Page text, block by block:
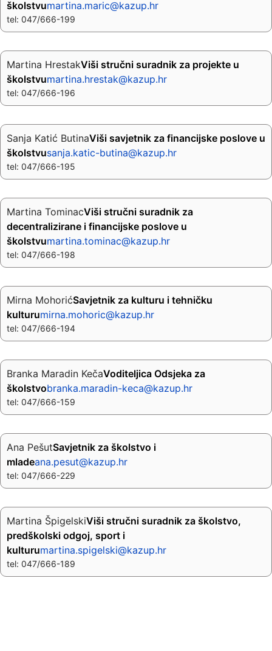
školstvumartina.maric@kazup.hr
tel: 047/666-199
Martina HrestakViši stručni suradnik za projekte u
školstvumartina.hrestak@kazup.hr
tel: 047/666-196
Sanja Katić ButinaViši savjetnik za financijske poslove u
školstvusanja.katic-butina@kazup.hr
tel: 047/666-195
Martina TominacViši stručni suradnik za
decentralizirane i financijske poslove u
školstvumartina.tominac@kazup.hr
tel: 047/666-198
Mirna MohorićSavjetnik za kulturu i tehničku
kulturumirna.mohoric@kazup.hr
tel: 047/666-194
Branka Maradin KečaVoditeljica Odsjeka za
školstvobranka.maradin-keca@kazup.hr
tel: 047/666-159
Ana PešutSavjetnik za školstvo i
mladeana.pesut@kazup.hr
tel: 047/666-229
Martina ŠpigelskiViši stručni suradnik za školstvo,
predškolski odgoj, sport i
kulturumartina.spigelski@kazup.hr
tel: 047/666-189